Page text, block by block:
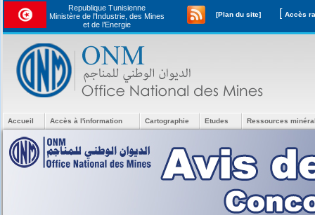
Republique Tunisienne
Ministère de l'Industrie, des Mines
et de l’Energie
[Plan du site] [
Accueil Accès à l'information Cartographie Etudes Ressources